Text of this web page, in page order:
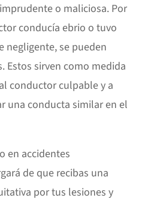
o maliciosa. Por
conducía ebrio o tuvo
negligente, se pueden
Estos sirven como medida
conductor culpable y a
una conducta similar en el
en accidentes
de que recibas una
por tus lesiones y